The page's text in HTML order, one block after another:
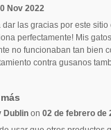
Nov 2022
dar las gracias por este
perfectamente! Mis
no funcionaban tan bien
contra gusanos
Dublin on 02 de febrero de